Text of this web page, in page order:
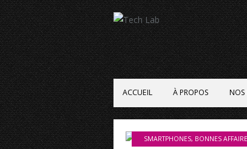
ACCUEIL À PROPOS NOS
SMARTPHONES, BONNES